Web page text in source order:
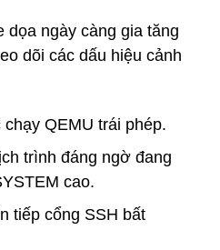
dọa ngày càng gia tăng
dõi các dấu hiệu cảnh
QEMU trái phép.
trình đáng ngờ đang
cao.
tiếp cổng SSH bất